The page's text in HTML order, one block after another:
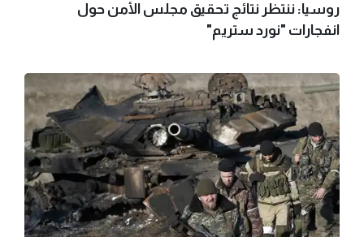
روسيا: ننتظر نتائج تحقيق مجلس الأمن حول
انفجارات "نورد ستريم"